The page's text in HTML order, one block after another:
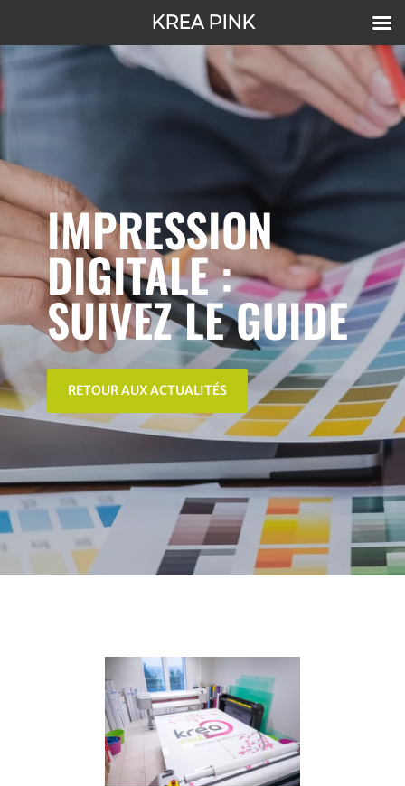
IMPRESSION
DIGITALE :
SUIVEZ LE GUIDE
RETOUR AUX ACTUALITÉS
KREA PINK